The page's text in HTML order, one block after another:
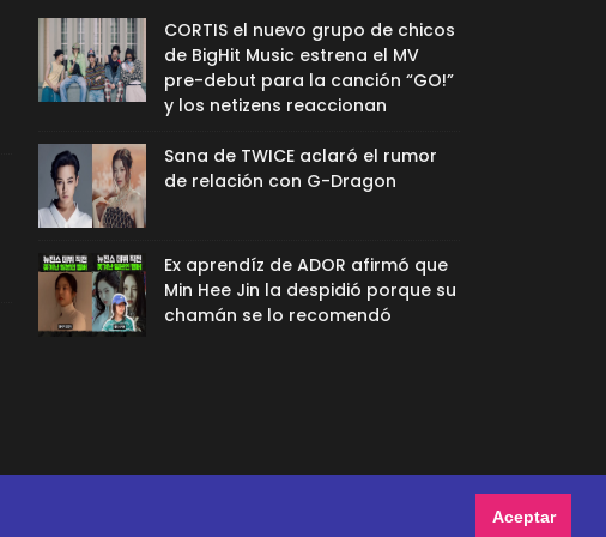
Aceptar
CORTIS el nuevo grupo de chicos
de BigHit Music estrena el MV
pre-debut para la canción “GO!”
y los netizens reaccionan
Sana de TWICE aclaró el rumor
de relación con G-Dragon
Ex aprendíz de ADOR afirmó que
Min Hee Jin la despidió porque su
chamán se lo recomendó